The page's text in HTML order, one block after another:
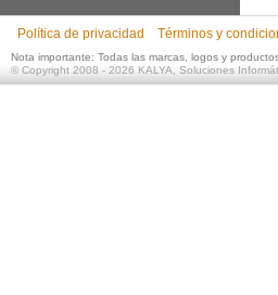
Política de privacidad Términos y
Nota importante: Todas las marcas, logos y
©Copyright 2008 - 2026 KALYA, Soluciones